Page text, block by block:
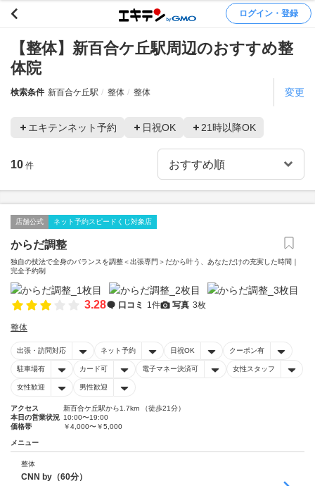
ログイン・登録
【整体】新百合ケ丘駅周辺のおすすめ整
体院
検索条件 新百合ケ丘駅 整体 整体 変更
エキテンネット予約 日祝OK 21時以降OK
10 件
店舗公式 ネット予約スピードくじ対象店
からだ調整
独自の技法で全身のバランスを調整＜出張専門＞だから叶う、あなただけの充実した時間｜
完全予約制
3.28 口コミ 1件 写真 3枚
整体
出張・訪問対応 ネット予約 日祝OK クーポン有
駐車場有 カード可 電子マネー決済可 女性スタッフ
女性歓迎 男性歓迎
アクセス
新百合ケ丘駅から1.7km （徒歩21分）
本日の営業状況 10:00〜19:00
価格帯
￥4,000〜￥5,000
メニュー
整体
CNN by（60分）